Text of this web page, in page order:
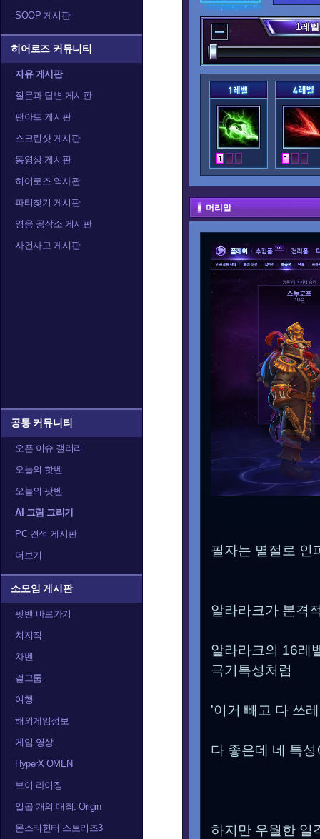
SOOP 게시판
히어로즈 커뮤니티
자유 게시판
질문과 답변 게시판
팬아트 게시판
스크린샷 게시판
동영상 게시판
히어로즈 역사관
파티찾기 게시판
영웅 공작소 게시판
사건사고 게시판
공통 커뮤니티
오픈 이슈 갤러리
오늘의 핫벤
오늘의 팟벤
AI 그림 그리기
PC 견적 게시판
더보기
소모임 게시판
팟벤 바로가기
치지직
차벤
걸그룹
여행
해외게임정보
게임 영상
HyperX OMEN
브이 라이징
일곱 개의 대죄: Origin
몬스터헌터 스토리즈3
1레벨
머리말
필자는 멸절로 인
알라라크가 본격
알라라크의 16레
극기특성처럼
'이거 빼고 다 쓰
다 좋은데 네 특
하지만 우월한 일